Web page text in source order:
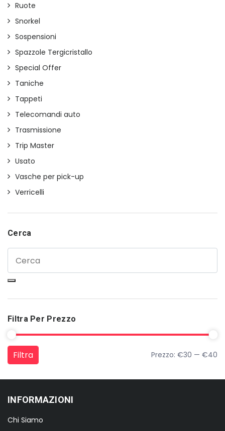
Ruote
Snorkel
Sospensioni
Spazzole Tergicristallo
Special Offer
Taniche
Tappeti
Telecomandi auto
Trasmissione
Trip Master
Usato
Vasche per pick-up
Verricelli
Cerca
Filtra Per Prezzo
Prezzo Min
Prezzo Max
Filtra Prezzo: €30 — €40
INFORMAZIONI
Chi Siamo